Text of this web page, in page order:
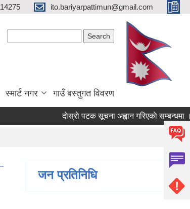
ito.bariyarpattimun@gmail.com
स्मार्ट नगर गाउँ बस्तुगत विवरण
दाेस्राे पटक सूचना अह्वान गरिएकाे सम्बन्धमा ।
जन प्रतिनिधि